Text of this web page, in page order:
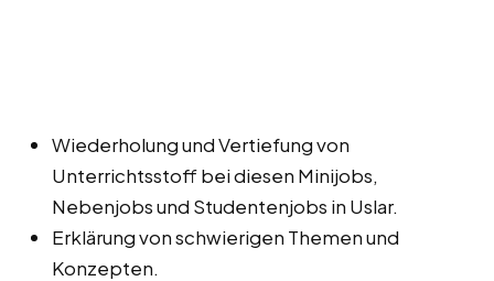
Wiederholung und Vertiefung von
Unterrichtsstoff bei diesen Minijobs,
Nebenjobs und Studentenjobs in Uslar.
Erklärung von schwierigen Themen und
Konzepten.